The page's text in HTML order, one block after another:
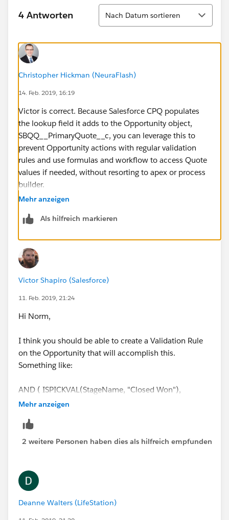
4 Antworten
Sortieren
Nach Datum sortieren
Christopher Hickman (NeuraFlash)
14. Feb. 2019, 16:19
Victor is correct. Because Salesforce CPQ populates
the lookup field it adds to the Opportunity object,
SBQQ__PrimaryQuote__c, you can leverage this to
prevent Opportunity actions with regular validation
rules and use formulas and workflow to access Quote
values if needed, without resorting to apex or process
builder.
Mehr anzeigen
Als hilfreich markieren
Victor Shapiro (Salesforce)
11. Feb. 2019, 21:24
Hi Norm,
I think you should be able to create a Validation Rule
on the Opportunity that will accomplish this.
Something like:
AND ( ISPICKVAL(StageName, "Closed Won"),
ISBLANK(SBQQ__PrimaryQuote__c) )
This will check to see if the Oppty is Closed Won and if
the Primary Quote field is blank.
Mehr anzeigen
2 weitere Personen haben dies als hilfreich empfunden
Deanne Walters (LifeStation)